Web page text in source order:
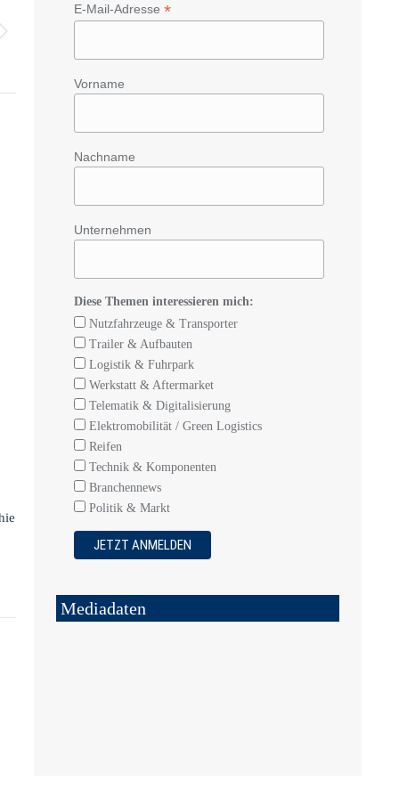
E-Mail-Adresse *
Vorname
Nachname
Unternehmen
Diese Themen interessieren mich:
Nutzfahrzeuge & Transporter
Trailer & Aufbauten
Logistik & Fuhrpark
Werkstatt & Aftermarket
Telematik & Digitalisierung
Elektromobilität / Green Logistics
Reifen
Technik & Komponenten
Branchennews
Politik & Markt
Mediadaten